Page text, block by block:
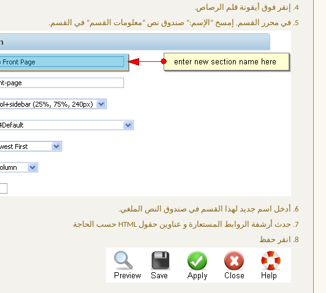
إنقر فوق أيقونة قلم الرصاص.
في محرر القسم, إمسح “الإسم:” صندوق نص “معلومات القسم” في القسم.
أدخل اسم جديد لهذا القسم في صندوق النص الملغي.
حدث أرشفة الروابط المستعارة و عناوين حقول HTML حسب الحاجة
انقر حفظ